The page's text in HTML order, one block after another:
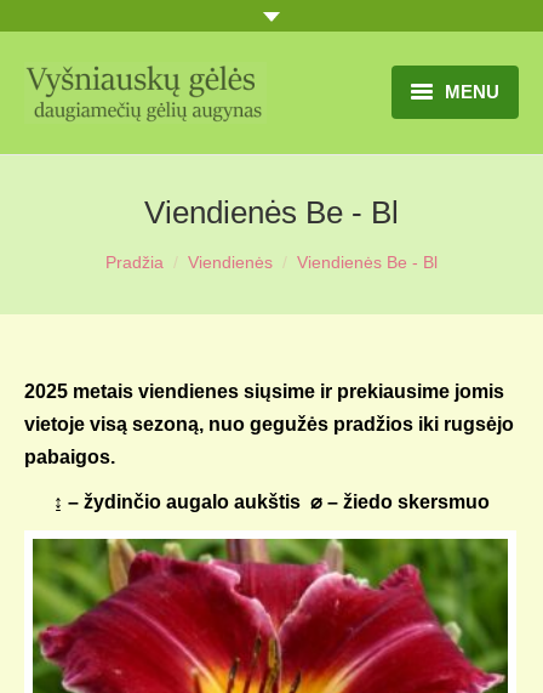
MENU
TITULINIS
GĖLIŲ KATALOGAS
PRANEŠIMAI
APIE MUS
MŪSŲ AUGYNAS
KELIONIŲ GALERIJA
Viendienės Be - Bl
Pradžia Viendienės Viendienės Be - Bl
2025 metais viendienes siųsime ir prekiausime jomis
vietoje visą sezoną, nuo gegužės pradžios iki rugsėjo
pabaigos.
↨ – žydinčio augalo aukštis ⌀ – žiedo skersmuo